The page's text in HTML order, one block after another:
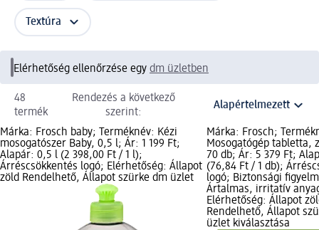
Textúra
Elérhetőség ellenőrzése egy dm üzletben
48
termék
Rendezés a következő
szerint:
Márka: Frosch baby; Terméknév: Kézi
mosogatószer Baby, 0,5 l; Ár: 1 199 Ft;
Alapár: 0,5 l (2 398,00 Ft / 1 l);
Árréscsökkentés logó; Elérhetőség: Állapot
zöld Rendelhető, Állapot szürke dm üzlet
Márka: Frosch;
Mosogatógép tabletta,
70 db; Ár: 5 379 Ft;
(76,84 Ft / 1 db);
logó; Biztonsági
Ártalmas, irritatív
Elérhetőség: Állapot
Rendelhető, Állapot
üzlet kiválasztása